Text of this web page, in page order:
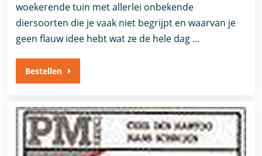
woekerende tuin met allerlei onbekende
diersoorten die je vaak niet begrijpt en waarvan je
geen flauw idee hebt wat ze de hele dag …
Bestellen